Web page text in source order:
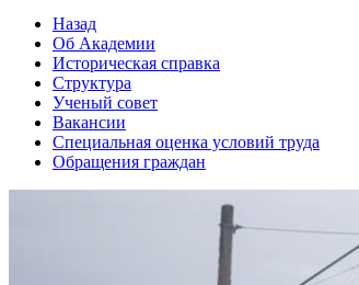
Назад
Об Академии
Историческая справка
Структура
Ученый совет
Вакансии
Специальная оценка условий труда
Обращения граждан